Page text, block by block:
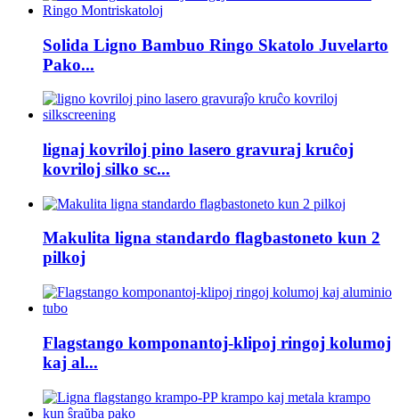
Solida Ligno Bambuo Ringo Skatolo Juvelarto
Pako...
lignaj kovriloj pino lasero gravuraj kruĉoj
kovriloj silko sc...
Makulita ligna standardo flagbastoneto kun 2
pilkoj
Flagstango komponantoj-klipoj ringoj kolumoj
kaj al...